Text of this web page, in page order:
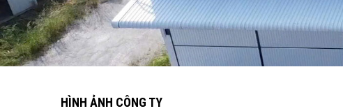
HÌNH ẢNH CÔNG TY